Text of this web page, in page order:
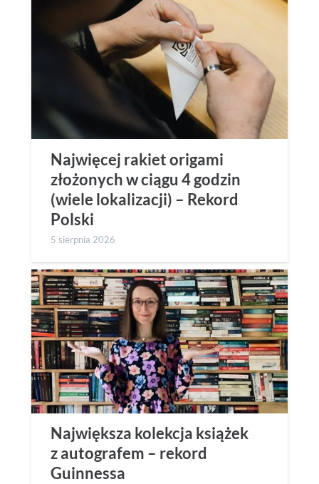
Najwięcej rakiet origami
złożonych w ciągu 4 godzin
(wiele lokalizacji) – Rekord
Polski
5 sierpnia 2026
Największa kolekcja książek
z autografem – rekord
Guinnessa